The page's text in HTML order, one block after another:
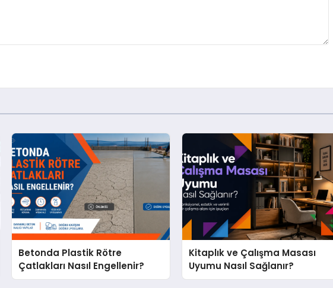
Betonda Plastik Rötre
Çatlakları Nasıl Engellenir?
Kitaplık ve Çalışma Masası
Uyumu Nasıl Sağlanır?